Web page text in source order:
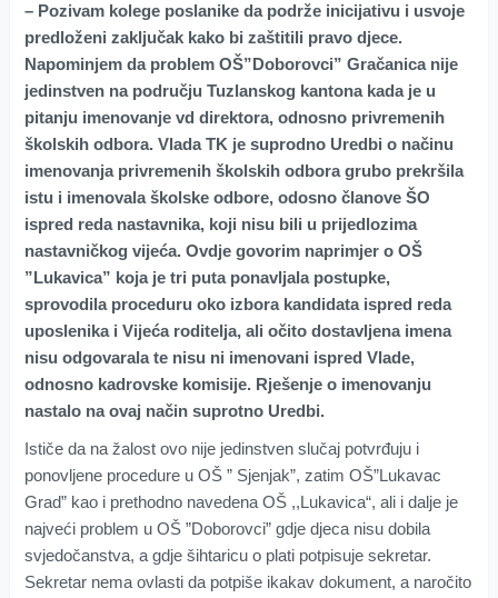
– Pozivam kolege poslanike da podrže inicijativu i usvoje
predloženi zaključak kako bi zaštitili pravo djece.
Napominjem da problem OŠ”Doborovci” Gračanica nije
jedinstven na području Tuzlanskog kantona kada je u
pitanju imenovanje vd direktora, odnosno privremenih
školskih odbora. Vlada TK je suprodno Uredbi o načinu
imenovanja privremenih školskih odbora grubo prekršila
istu i imenovala školske odbore, odosno članove ŠO
ispred reda nastavnika, koji nisu bili u prijedlozima
nastavničkog vijeća. Ovdje govorim naprimjer o OŠ
”Lukavica” koja je tri puta ponavljala postupke,
sprovodila proceduru oko izbora kandidata ispred reda
uposlenika i Vijeća roditelja, ali očito dostavljena imena
nisu odgovarala te nisu ni imenovani ispred Vlade,
odnosno kadrovske komisije. Rješenje o imenovanju
nastalo na ovaj način suprotno Uredbi.
Ističe da na žalost ovo nije jedinstven slučaj potvrđuju i
ponovljene procedure u OŠ ” Sjenjak”, zatim OŠ”Lukavac
Grad” kao i prethodno navedena OŠ ,,Lukavica“, ali i dalje je
najveći problem u OŠ ”Doborovci” gdje djeca nisu dobila
svjedočanstva, a gdje šihtaricu o plati potpisuje sekretar.
Sekretar nema ovlasti da potpiše ikakav dokument, a naročito